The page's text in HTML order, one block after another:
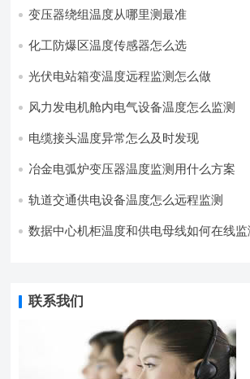
变压器绕组温度从哪里测最准
化工防爆区温度传感器怎么选
光伏电站箱变温度远程监测怎么做
风力发电机舱内电气设备温度怎么监测
电缆接头温度异常怎么及时发现
冶金电弧炉变压器温度监测用什么方案
轨道交通供电设备温度怎么远程监测
数据中心机柜温度和供电母线如何在线监
联系我们